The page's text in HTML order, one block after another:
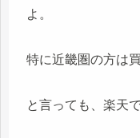
よ。
特に近畿圏の方は
と言っても、楽天